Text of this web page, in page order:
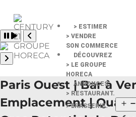
> ESTIMER
> VENDRE
SON COMMERCE
DÉCOUVREZ
> LE GROUPE
HORECA
ANNONCES.
> RESTAURANT.
> BRASSERIE.
Pause slide rotation
Resume slide rotation
Previous slide
Next slide
Paris Ouest | Bar à
Emplacement |